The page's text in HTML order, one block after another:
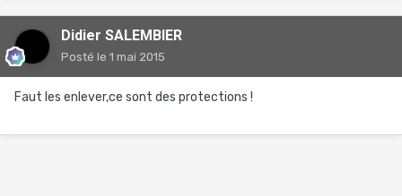
Didier SALEMBIER
Posté le 1 mai 2015
Faut les enlever,ce sont des protections !